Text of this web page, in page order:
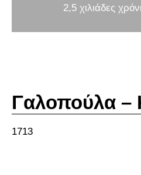
2,5 χιλιάδες
Γαλοπούλα –
1713